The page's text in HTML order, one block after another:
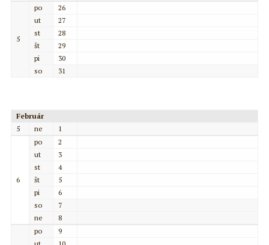
5
po
26
ut
27
st
28
št
29
pi
30
so
31
Február
5
ne 1
6
po
2
ut
3
st
4
št
5
pi
6
so
7
ne
8
po
9